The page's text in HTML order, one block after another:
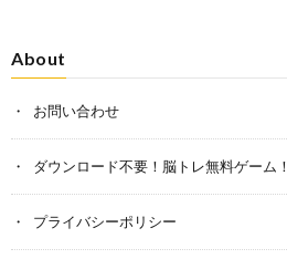
About
お問い合わせ
ダウンロード不要！脳トレ無料ゲーム！
プライバシーポリシー